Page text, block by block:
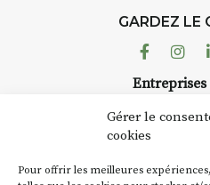
Gérer le
cookies
Pour offrir les meilleures
dans le
caves,
Fumoir
GARDEZ LE
Facebook
Entreprises